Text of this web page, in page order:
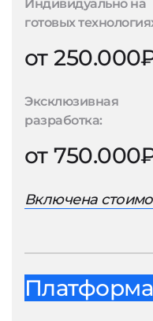
Индивидуально на
готовых
от
Эксклюзивная
разработка:
от
Включена